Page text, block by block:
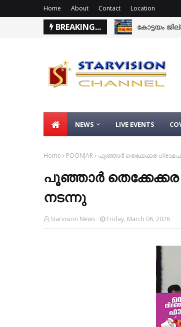
Home About Contact Location
BREAKING... കോട്ടയം
NEWS LIVE EVENTS
Home POONJAR പൂഞ്ഞാര്‍ തെക്കേക്കര
പൂഞ്ഞാര്‍
നടന്നു
Starvision News Friday, March 06, 2026